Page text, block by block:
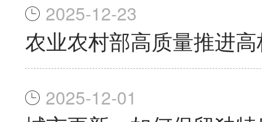
2025-12-23
农业农村部高质量推进
2025-12-01